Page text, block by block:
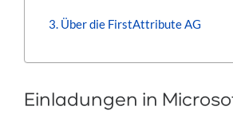
Über die FirstAttribute AG
Einladungen in